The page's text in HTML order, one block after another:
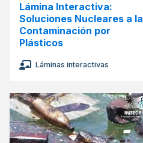
Lámina Interactiva:
Soluciones Nucleares a la
Contaminación por
Plásticos
Láminas interactivas